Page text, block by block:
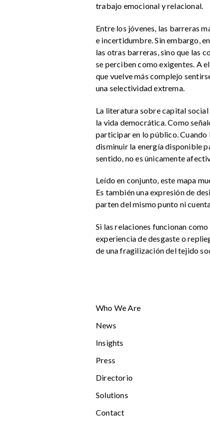
trabajo emocional y relacional.
Entre los jóvenes, las barreras
e incertidumbre. Sin embargo,
las otras barreras, sino que las
se perciben como exigentes. A
que vuelve más complejo
una selectividad extrema.
La literatura sobre capital social
la vida democrática. Como
participar en lo público. Cuando
disminuir la energía disponible
sentido, no es únicamente
Leído en conjunto, este mapa
Es también una expresión de
parten del mismo punto ni
Si las relaciones funcionan
experiencia de desgaste o
de una fragilización del tejido
Who We Are
News
Insights
Press
Directorio
Solutions
Contact